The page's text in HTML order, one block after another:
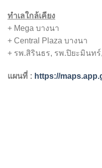
ทำเลใกล้เคียง
+ Mega บางนา
+ Central Plaza บางนา
+ รพ.สิรินธร, รพ.ปิยะมินท
แผนที่ : https://